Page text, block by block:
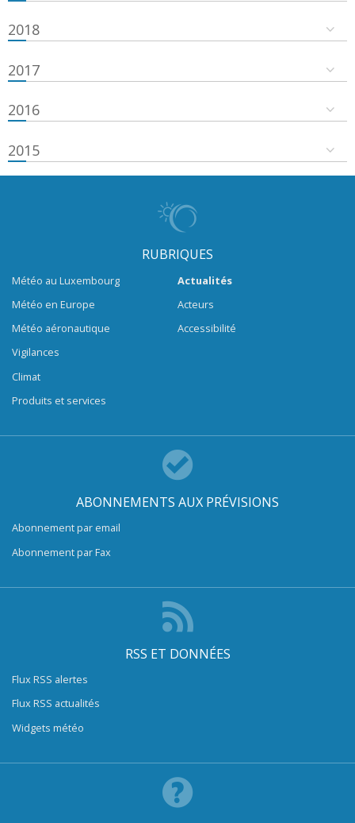
2018
2017
2016
2015
RUBRIQUES
Météo au Luxembourg
Météo en Europe
Météo aéronautique
Vigilances
Climat
Produits et services
Actualités
Acteurs
Accessibilité
ABONNEMENTS AUX PRÉVISIONS
Abonnement par email
Abonnement par Fax
RSS ET DONNÉES
Flux RSS alertes
Flux RSS actualités
Widgets météo